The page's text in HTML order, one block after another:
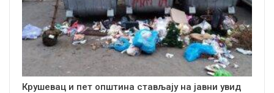
Крушевац и пет општина стављају на јавни увид